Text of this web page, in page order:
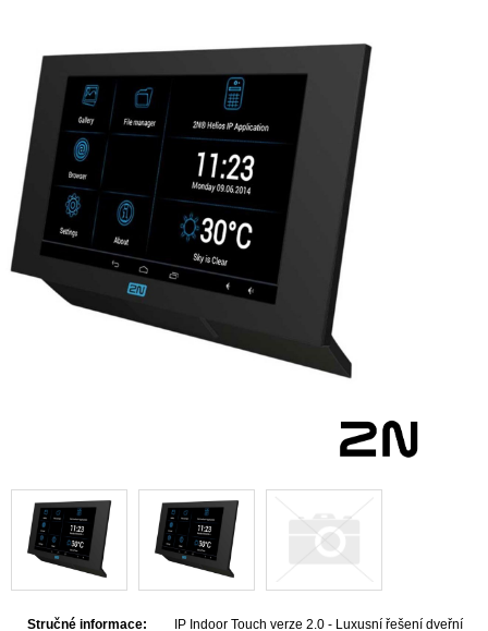
Stručné informace:
IP Indoor Touch verze 2.0 - Luxusní řešení dveřní